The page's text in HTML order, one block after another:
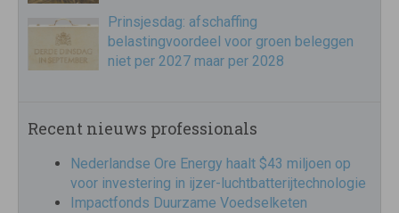
Prinsjesdag: afschaffing
belastingvoordeel voor groen beleggen
niet per 2027 maar per 2028
Recent nieuws professionals
Nederlandse Ore Energy haalt $43 miljoen op
voor investering in ijzer-luchtbatterijtechnologie
Impactfonds Duurzame Voedselketen